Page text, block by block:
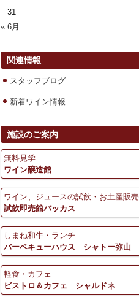
« 6月
31
関連情報
スタッフブログ
新着ワイン情報
施設のご案内
無料見学
ワイン醸造館
ワイン、ジュースの試飲・お土産販売
試飲即売館バッカス
しまね和牛・ランチ
バーベキューハウス シャトー弥山
軽食・カフェ
ビストロ＆カフェ シャルドネ